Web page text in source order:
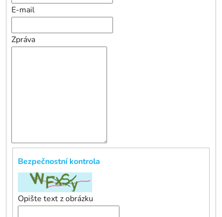
E-mail
Zpráva
Bezpečnostní kontrola
Opište text z obrázku